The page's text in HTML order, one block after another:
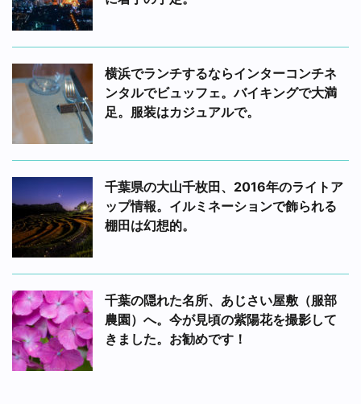
横浜でランチするならインターコンチネ
ンタルでビュッフェ。バイキングで大満
足。服装はカジュアルで。
千葉県の大山千枚田、2016年のライトア
ップ情報。イルミネーションで飾られる
棚田は幻想的。
千葉の隠れた名所、あじさい屋敷（服部
農園）へ。今が見頃の紫陽花を撮影して
きました。お勧めです！